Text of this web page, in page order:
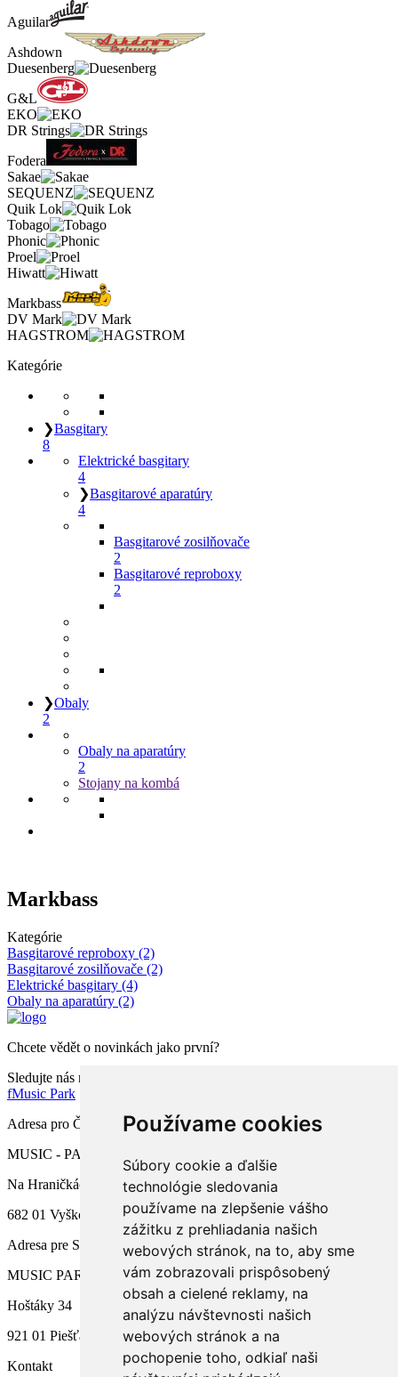
Používame cookies
Súbory cookie a ďalšie
technológie sledovania
používame na zlepšenie vášho
zážitku z prehliadania našich
webových stránok, na to, aby sme
vám zobrazovali prispôsobený
obsah a cielené reklamy, na
analýzu návštevnosti našich
webových stránok a na
pochopenie toho, odkiaľ naši
Aguilar
Ashdown
Duesenberg
G&L
EKO
DR Strings
Fodera
Sakae
SEQUENZ
Quik Lok
Tobago
Phonic
Proel
Hiwatt
Markbass
DV Mark
HAGSTROM
Kategórie
❯Basgitary
8
Elektrické basgitary
4
❯Basgitarové aparatúry
4
Basgitarové zosilňovače
2
Basgitarové reproboxy
2
❯Obaly
2
Obaly na aparatúry
2
Stojany na kombá
Markbass
Kategórie
Basgitarové reproboxy (2)
Basgitarové zosilňovače (2)
Elektrické basgitary (4)
Obaly na aparatúry (2)
Chcete vědět o novinkách jako první?
Sledujte nás na facebooku
fMusic Park
Adresa pro ČR
MUSIC - PARK.CZ s.r.o.
Na Hraničkách 791/34a
682 01 Vyškov
Adresa pre SR
MUSIC PARK, s.r.o.
Hoštáky 34
921 01 Piešťany
Kontakt